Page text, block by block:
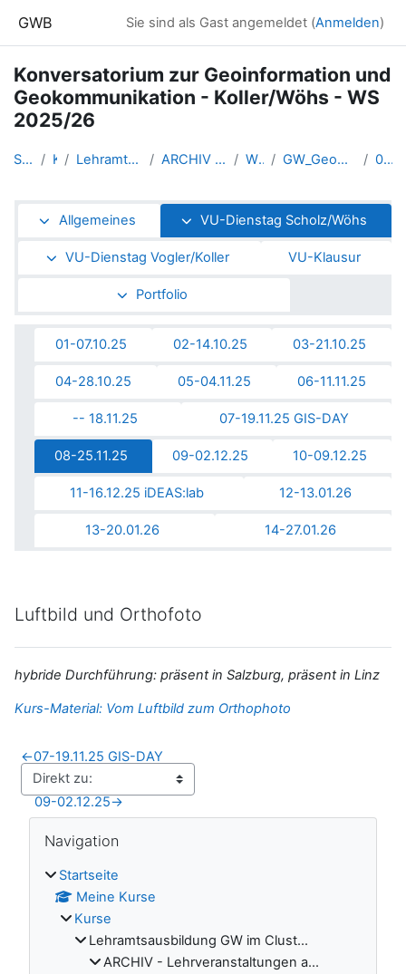
GWB Sie sind als Gast angemeldet (Anmelden)
Konversatorium zur Geoinformation und
Geokommunikation - Koller/Wöhs - WS
2025/26
Startseite Kurse Lehramtsausbildung GW im Clust... ARCHIV - Lehrveranstaltungen a... WS 2025/26 GW_Geomedien_KOGeoinformation_... 08-25.11.25
Abschnittsübersicht
Allgemeines VU-Dienstag Scholz/Wöhs
VU-Dienstag Vogler/Koller VU-Klausur
Portfolio
01-07.10.25 02-14.10.25 03-21.10.25
04-28.10.25 05-04.11.25 06-11.11.25
-- 18.11.25 07-19.11.25 GIS-DAY
08-25.11.25 09-02.12.25 10-09.12.25
11-16.12.25 iDEAS:lab 12-13.01.26
13-20.01.26 14-27.01.26
Luftbild und Orthofoto
hybride Durchführung: präsent in Salzburg, präsent in Linz
Kurs-Material: Vom Luftbild zum Orthophoto
←07-19.11.25 GIS-DAY
→
09-02.12.25
Blöcke
Navigation
Startseite
Meine Kurse
Kurse
Lehramtsausbildung GW im Clust...
ARCHIV - Lehrveranstaltungen a...